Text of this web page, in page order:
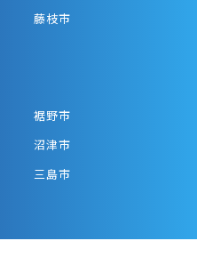
藤枝市
裾野市
沼津市
三島市